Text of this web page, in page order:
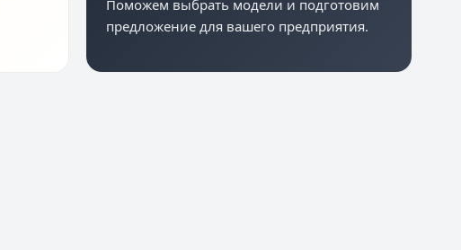
Поможем выбрать модели и подготовим
предложение для вашего предприятия.